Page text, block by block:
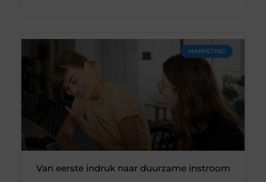
MARKETING
Van eerste indruk naar duurzame instroom